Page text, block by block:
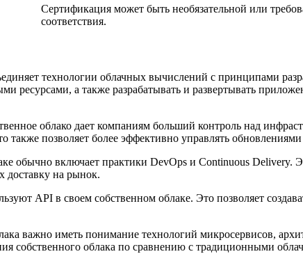
Сертификация может быть необязательной или
соответствия.
технологии облачных вычислений с принципами
ресурсами, а также разрабатывать и развертывать
облако дает компаниям больший контроль над
также позволяет более эффективно управлять
обычно включает практики DevOps и Continuous Delivery.
доставку на рынок.
API в своем собственном облаке. Это позволяет
важно иметь понимание технологий микросервисов,
собственного облака по сравнению с традиционными